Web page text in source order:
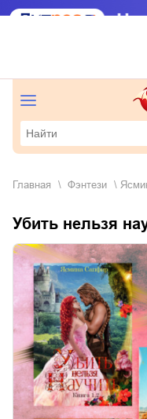
Главная фэнтези
Убить нельзя